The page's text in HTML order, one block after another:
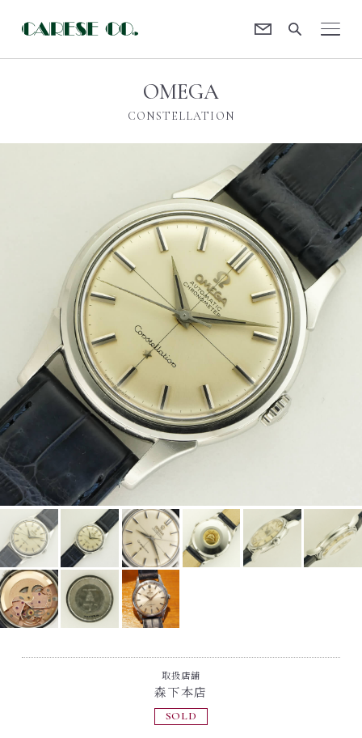
OMEGA
CONSTELLATION
取扱店舗
森下本店
SOLD